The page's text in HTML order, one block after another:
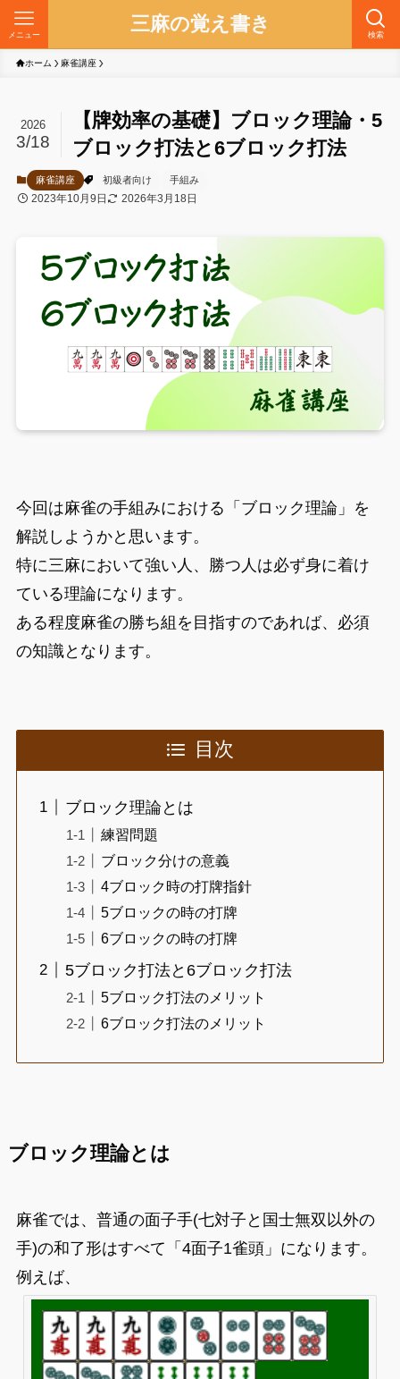
三麻の覚え書き 検索
メニュー
ホーム 麻雀講座
【牌効率の基礎】ブロック理論・5
ブロック打法と6ブロック打法
2026
3/18
麻雀講座 初級者向け 手組み
2023年10月9日 2026年3月18日
今回は麻雀の手組みにおける「ブロック理論」を
解説しようかと思います。
特に三麻において強い人、勝つ人は必ず身に着け
ている理論になります。
ある程度麻雀の勝ち組を目指すのであれば、必須
の知識となります。
目次
ブロック理論とは
練習問題
ブロック分けの意義
4ブロック時の打牌指針
5ブロックの時の打牌
6ブロックの時の打牌
5ブロック打法と6ブロック打法
5ブロック打法のメリット
6ブロック打法のメリット
ブロック理論とは
麻雀では、普通の面子手(七対子と国士無双以外の
手)の和了形はすべて「4面子1雀頭」になります。
例えば、